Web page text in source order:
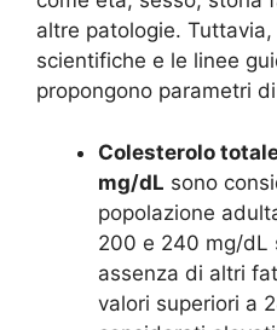
altre patologie.
scientifiche e le linee
propongono parametri
Colesterolo
mg/dL sono
popolazione
200 e 240 mg/dL
assenza di altri
valori superiori a